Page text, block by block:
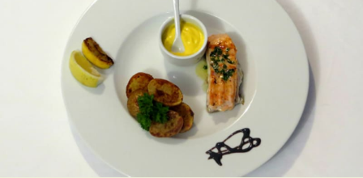
Recepty
Články
TV Program